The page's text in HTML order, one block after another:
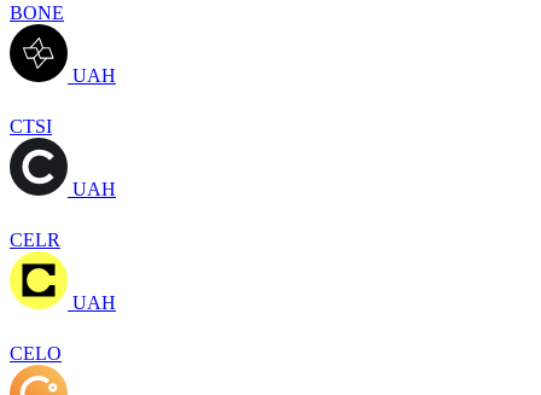
BONE
UAH
CTSI
UAH
CELR
UAH
CELO